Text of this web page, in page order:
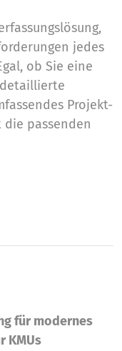
jedes
ob Sie eine
Projekt-
die passenden
für modernes
KMUs